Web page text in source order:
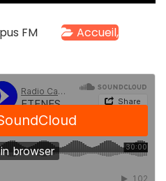
FM
Accueil